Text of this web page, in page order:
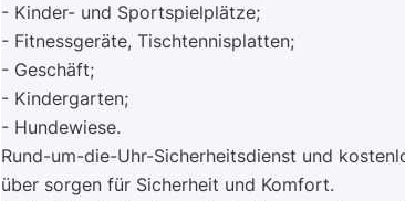
- Kinder- und Sportspielplätze;
- Fitnessgeräte, Tischtennisplatten;
- Geschäft;
- Kindergarten;
- Hundewiese.
Rund-um-die-Uhr-Sicherheitsdienst und
über sorgen für Sicherheit und Komfort.